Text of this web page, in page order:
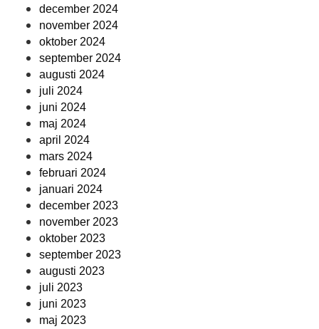
december 2024
november 2024
oktober 2024
september 2024
augusti 2024
juli 2024
juni 2024
maj 2024
april 2024
mars 2024
februari 2024
januari 2024
december 2023
november 2023
oktober 2023
september 2023
augusti 2023
juli 2023
juni 2023
maj 2023